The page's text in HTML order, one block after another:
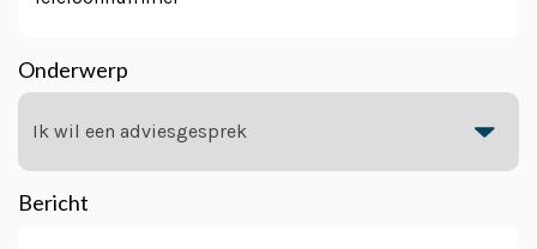
Onderwerp
Bericht